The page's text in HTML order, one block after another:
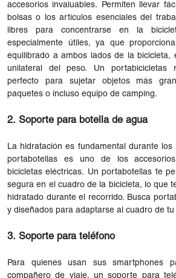
accesorios invaluables. Permiten llevar
bolsas o los artículos esenciales del
libres para concentrarse en la
especialmente útiles, ya que
equilibrado a ambos lados de la bicicleta,
unilateral del peso. Un portabicicletas
perfecto para sujetar objetos más
paquetes o incluso equipo de camping.
2. Soporte para botella de agua
La hidratación es fundamental durante
portabotellas es uno de los
bicicletas eléctricas. Un portabotellas te
segura en el cuadro de la bicicleta, lo que
hidratado durante el recorrido. Busca
y diseñados para adaptarse al cuadro de tu
3. Soporte para teléfono
Para quienes usan sus smartphones
compañero de viaje, un soporte para